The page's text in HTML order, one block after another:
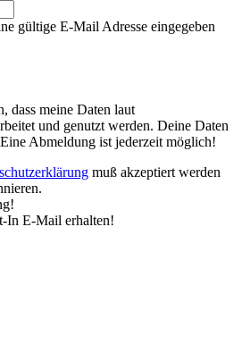
gültige E-Mail Adresse eingegeben
dass meine Daten laut
und genutzt werden. Deine Daten
Abmeldung ist jederzeit möglich!
muß akzeptiert werden
In E-Mail erhalten!